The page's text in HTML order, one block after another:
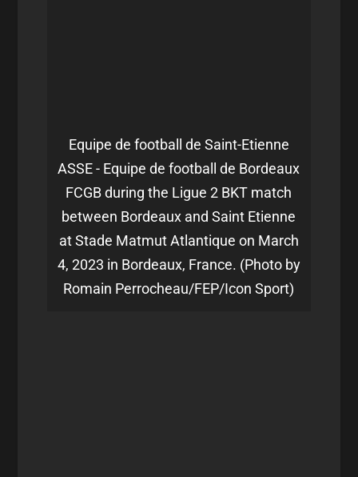
Equipe de football de Saint-Etienne
ASSE - Equipe de football de Bordeaux
FCGB during the Ligue 2 BKT match
between Bordeaux and Saint Etienne
at Stade Matmut Atlantique on March
4, 2023 in Bordeaux, France. (Photo by
Romain Perrocheau/FEP/Icon Sport)